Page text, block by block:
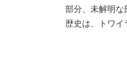
部分、未解明な
歴史は、トワイ